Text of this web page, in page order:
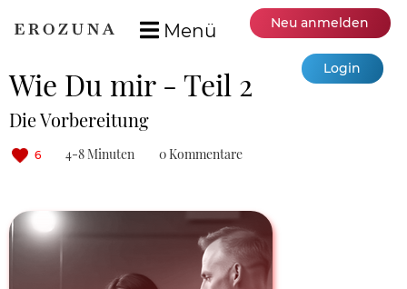
Menü Neu anmelden
Login
Wie Du mir - Teil 2
Die Vorbereitung
6 4-8 Minuten 0 Kommentare